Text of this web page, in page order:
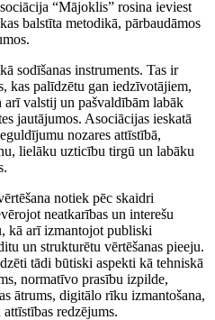
“Mājoklis” rosina ieviest
balstīta metodikā, pārbaudāmos
sodīšanas instruments. Tas ir
kas palīdzētu gan iedzīvotājiem,
arī valstij un pašvaldībām labāk
jautājumos. Asociācijas ieskatā
nozares attīstībā,
lielāku uzticību tirgū un labāku
notiek pēc skaidri
neatkarības un interešu
kā arī izmantojot publiski
un strukturētu vērtēšanas pieeju.
tādi būtiski aspekti kā tehniskā
normatīvo prasību izpilde,
ātrums, digitālo rīku izmantošana,
redzējums.